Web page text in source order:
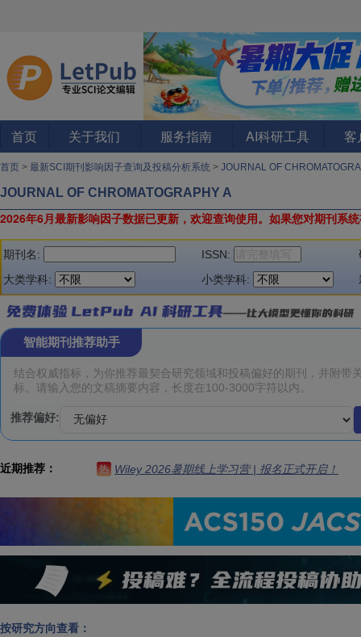
首页 关于我们 服务指南 AI科研工具 客
首页 > 最新SCI期刊影响因子查询及投稿分析系统 > JOURNAL OF
JOURNAL OF CHROMATOGRAPHY A
2026年6月最新影响因子数据已更新，欢迎查询使用。 如果您对期刊系
期刊名: ISSN:
大类学科:
小类学科:
智能期刊推荐助手
推荐偏好:
近期推荐： 热 Wiley 2026暑期线上学习营 | 报名正式开启！
按研究方向查看：